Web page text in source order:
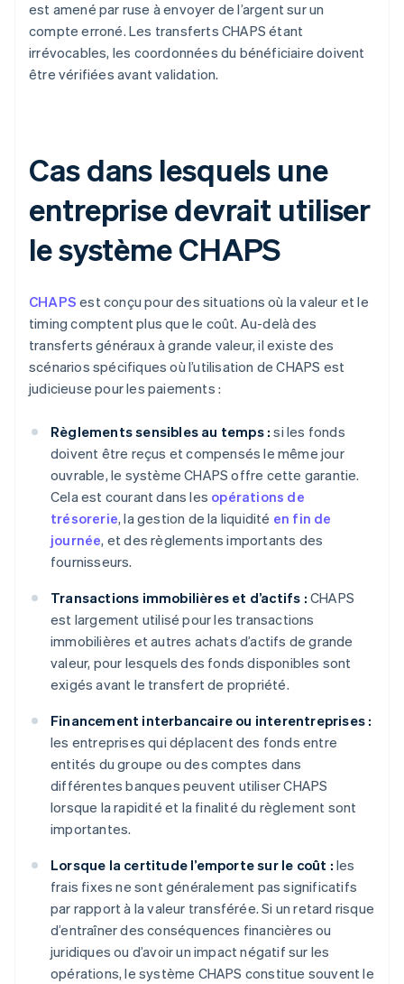
est amené par ruse à envoyer de l’argent sur un
compte erroné. Les transferts CHAPS étant
irrévocables, les coordonnées du bénéficiaire doivent
être vérifiées avant validation.
Cas dans lesquels une
entreprise devrait utiliser
le système CHAPS
CHAPS est conçu pour des situations où la valeur et le
timing comptent plus que le coût. Au-delà des
transferts généraux à grande valeur, il existe des
scénarios spécifiques où l’utilisation de CHAPS est
judicieuse pour les paiements :
Règlements sensibles au temps : si les fonds
doivent être reçus et compensés le même jour
ouvrable, le système CHAPS offre cette garantie.
Cela est courant dans les opérations de
trésorerie, la gestion de la liquidité en fin de
journée, et des règlements importants des
fournisseurs.
Transactions immobilières et d’actifs : CHAPS
est largement utilisé pour les transactions
immobilières et autres achats d’actifs de grande
valeur, pour lesquels des fonds disponibles sont
exigés avant le transfert de propriété.
Financement interbancaire ou interentreprises :
les entreprises qui déplacent des fonds entre
entités du groupe ou des comptes dans
différentes banques peuvent utiliser CHAPS
lorsque la rapidité et la finalité du règlement sont
importantes.
Lorsque la certitude l’emporte sur le coût : les
frais fixes ne sont généralement pas significatifs
par rapport à la valeur transférée. Si un retard risque
d’entraîner des conséquences financières ou
juridiques ou d’avoir un impact négatif sur les
opérations, le système CHAPS constitue souvent le